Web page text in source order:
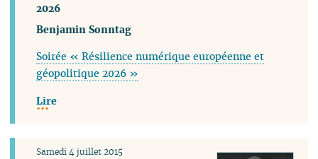
2026
Benjamin Sonntag
Soirée « Résilience numérique européenne et
géopolitique 2026 »
Lire
Samedi 4 juillet 2015